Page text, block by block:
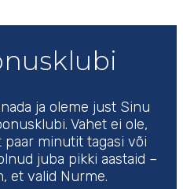
ja oleme just Sinu
Vahet ei ole,
paar minutit tagasi või
juba pikki aastaid –
et valid Nurme.